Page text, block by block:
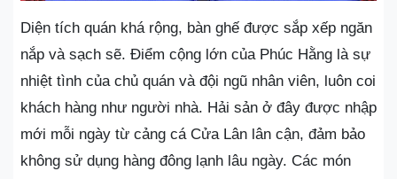
Diện tích quán khá rộng, bàn ghế được sắp xếp ngăn
nắp và sạch sẽ. Điểm cộng lớn của Phúc Hằng là sự
nhiệt tình của chủ quán và đội ngũ nhân viên, luôn coi
khách hàng như người nhà. Hải sản ở đây được nhập
mới mỗi ngày từ cảng cá Cửa Lân lân cận, đảm bảo
không sử dụng hàng đông lạnh lâu ngày. Các món